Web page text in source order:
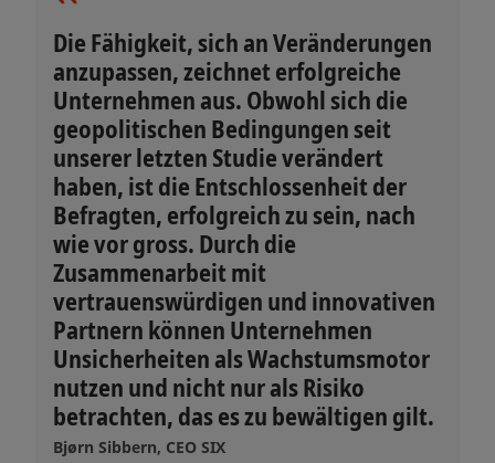
Die Fähigkeit, sich an Veränderungen
anzupassen, zeichnet erfolgreiche
Unternehmen aus. Obwohl sich die
geopolitischen Bedingungen seit
unserer letzten Studie verändert
haben, ist die Entschlossenheit der
Befragten, erfolgreich zu sein, nach
wie vor gross. Durch die
Zusammenarbeit mit
vertrauenswürdigen und innovativen
Partnern können Unternehmen
Unsicherheiten als Wachstumsmotor
nutzen und nicht nur als Risiko
betrachten, das es zu bewältigen gilt.
Bjørn Sibbern, CEO SIX